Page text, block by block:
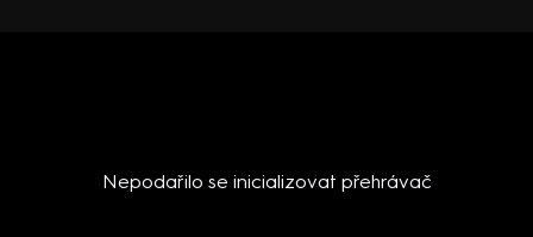
Nepodařilo se inicializovat přehrávač